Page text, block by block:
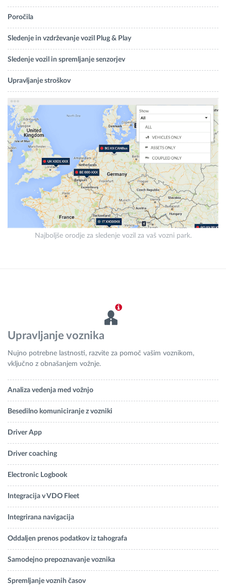
Poročila
Sledenje in vzdrževanje vozil Plug & Play
Sledenje vozil in spremljanje senzorjev
Upravljanje stroškov
Najboljše orodje za sledenje vozil za vaš vozni park.
Upravljanje voznika
Nujno potrebne lastnosti, razvite za pomoč vašim voznikom,
vključno z obnašanjem vožnje.
Analiza vedenja med vožnjo
Besedilno komuniciranje z vozniki
Driver App
Driver coaching
Electronic Logbook
Integracija v VDO Fleet
Integrirana navigacija
Oddaljen prenos podatkov iz tahografa
Samodejno prepoznavanje voznika
Spremljanje voznih časov